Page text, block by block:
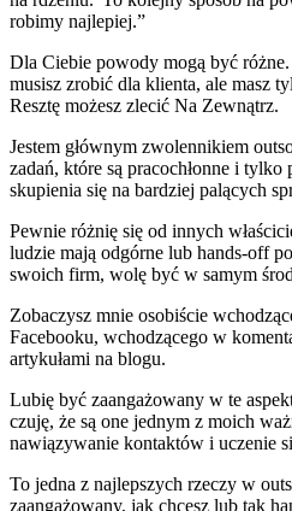
robimy najlepiej.”
Dla Ciebie powody mogą być
musisz zrobić dla klienta, ale masz
Resztę możesz zlecić Na Zewnątrz.
Jestem głównym zwolennikiem
zadań, które są pracochłonne i
skupienia się na bardziej palących
Pewnie różnię się od innych
ludzie mają odgórne lub hands-off
swoich firm, wolę być w samym
Zobaczysz mnie osobiście
Facebooku, wchodzącego w
artykułami na blogu.
Lubię być zaangażowany w te
czuję, że są one jednym z moich
nawiązywanie kontaktów i uczenie
To jedna z najlepszych rzeczy w
zaangażowany, jak chcesz lub tak